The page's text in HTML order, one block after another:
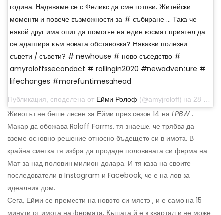
година. Надяваме се с Феликс да сме готови. Житейски
моменти и повече възможности за # събиране ... Така че
някой друг има опит да помогне на един космат приятел да
се адаптира към новата обстановка? Някакви полезни
съвети / съвети? # newhouse # ново съседство #
amyroloffssecondact # rollingin2020 #newadventure #
lifechanges #morefuntimesahead
Публикация, споделена от Ейми Ролоф (@amyjroloff) на 28 декември 2019 г. в 9:48 ч. PST
Животът не беше лесен за Ейми през сезон 14 на LPBW .
Макар да обожава Roloff Farms, тя знаеше, че трябва да
вземе основно решение относно бъдещето си в имота. В
крайна сметка тя избра да продаде половината си ферма на
Мат за над половин милион долара. И тя каза на своите
последователи в Instagram и Facebook, че е на лов за
идеалния дом.
Сега, Ейми се премести на новото си място , и е само на 15
минути от имота на фермата. Къщата й е в квартал и не може